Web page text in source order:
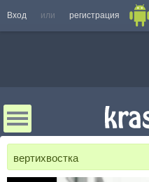
Вход или регистрация
вертихвостка